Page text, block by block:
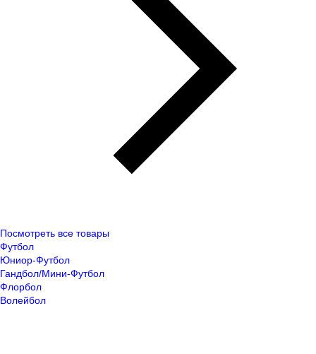
Посмотреть все товары
Футбол
Юниор-Футбол
Гандбол/Мини-Футбол
Флорбол
Волейбол